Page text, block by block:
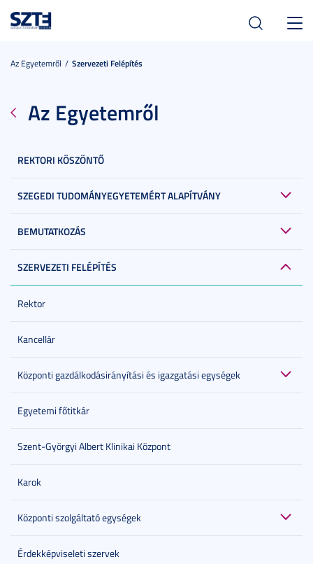
Az Egyetemről Szervezeti Felépítés
Az Egyetemről
REKTORI KÖSZÖNTŐ
SZEGEDI TUDOMÁNYEGYETEMÉRT ALAPÍTVÁNY
BEMUTATKOZÁS
SZERVEZETI FELÉPÍTÉS
Rektor
Kancellár
Központi gazdálkodásirányítási és igazgatási egységek
Egyetemi főtitkár
Szent-Györgyi Albert Klinikai Központ
Karok
Központi szolgáltató egységek
Érdekképviseleti szervek